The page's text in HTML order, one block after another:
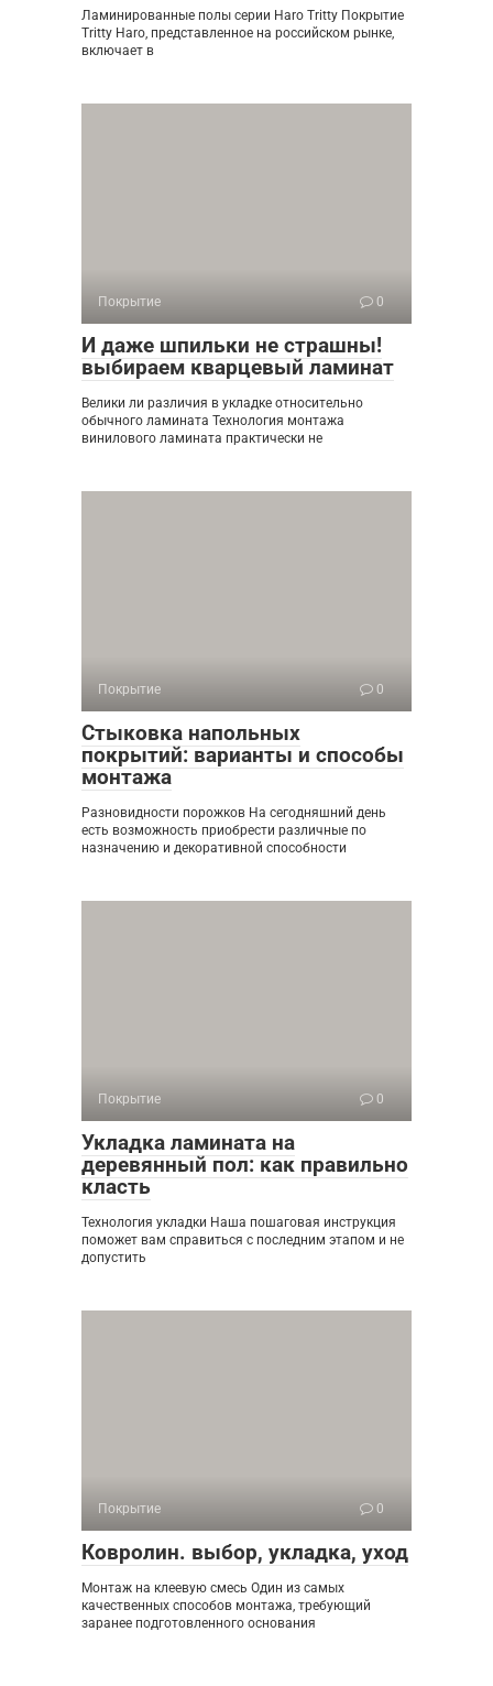
Ламинированные полы серии Haro Tritty Покрытие
Tritty Haro, представленное на российском рынке,
включает в
Покрытие 0
И даже шпильки не страшны!
выбираем кварцевый ламинат
Велики ли различия в укладке относительно
обычного ламината Технология монтажа
винилового ламината практически не
Покрытие 0
Стыковка напольных
покрытий: варианты и способы
монтажа
Разновидности порожков На сегодняшний день
есть возможность приобрести различные по
назначению и декоративной способности
Покрытие 0
Укладка ламината на
деревянный пол: как правильно
класть
Технология укладки Наша пошаговая инструкция
поможет вам справиться с последним этапом и не
допустить
Покрытие 0
Ковролин. выбор, укладка, уход
Монтаж на клеевую смесь Один из самых
качественных способов монтажа, требующий
заранее подготовленного основания